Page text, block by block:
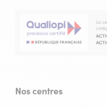
Nos centres